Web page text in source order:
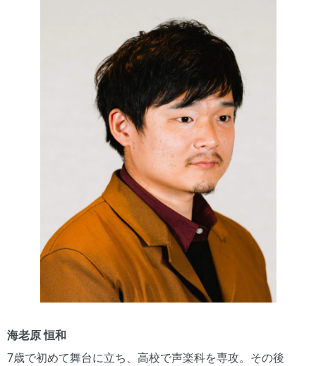
海老原 恒和
7歳で初めて舞台に立ち、高校で声楽科を専攻。その後